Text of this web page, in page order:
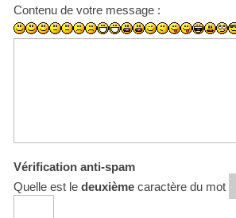
Contenu de votre message :
Vérification anti-spam
Quelle est le deuxièmecaractère du mot